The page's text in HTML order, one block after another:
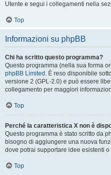
Utente e segui i collegamenti nella
Top
Informazioni su phpBB
Chi ha scritto questo programma?
Questo programma (nella sua forma
phpBB Limited . È reso disponibile
versione 2 (GPL-2.0) e può essere
collegamento per maggiori
Top
Perché la caratteristica X non è
Questo programma è stato scritto da
bisogno di aggiungere una nuova
dove potrai supportare idee esistenti
Top